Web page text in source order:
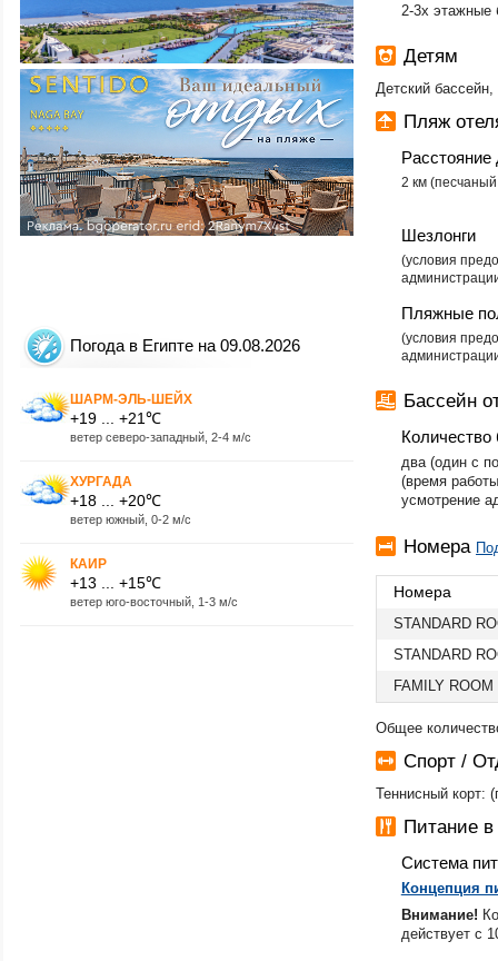
Погода в Египте на 09.08.2026
ШАРМ-ЭЛЬ-ШЕЙХ
+19 ... +21℃
ветер северо-западный, 2-4 м/с
ХУРГАДА
+18 ... +20℃
ветер южный, 0-2 м/с
КАИР
+13 ... +15℃
ветер юго-восточный, 1-3 м/с
2-3х этажные
Детям
Детский
Пляж
2 км
Шезлонги
(условия
Пляжные
​(условия
Бассейн
Количество
два (один с
(время
усмотрение
Номера
Номера
STANDARD
STANDARD
FAMILY
Общее
Спорт /
Теннисный корт:
Питание в
Система
Концепция
Внимание!
действует с